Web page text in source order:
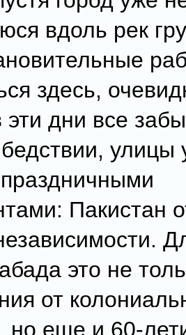
вдоль рек
здесь,
эти дни все
Пакистан
это не
от
но еще и 60-